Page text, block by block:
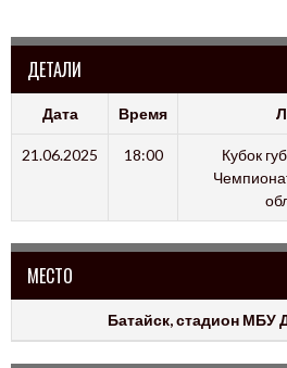
ДЕТАЛИ
Дата Время
21.06.2025 18:00
Кубок
МЕСТО
Батайск, стадион